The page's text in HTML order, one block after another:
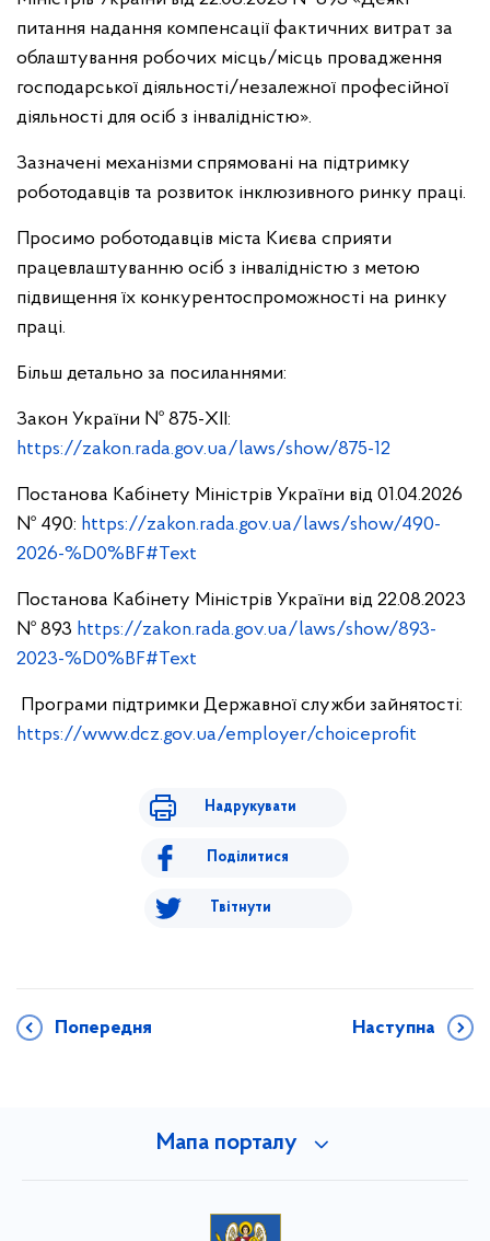
питання надання компенсації фактичних витрат за
облаштування робочих місць/місць провадження
господарської діяльності/незалежної професійної
діяльності для осіб з інвалідністю».
Зазначені механізми спрямовані на підтримку
роботодавців та розвиток інклюзивного ринку праці.
Просимо роботодавців міста Києва сприяти
працевлаштуванню осіб з інвалідністю з метою
підвищення їх конкурентоспроможності на ринку
праці.
Більш детально за посиланнями:
Закон України № 875-XII:
https://zakon.rada.gov.ua/laws/show/875-12
Постанова Кабінету Міністрів України від 01.04.2026
№ 490: https://zakon.rada.gov.ua/laws/show/490-
2026-%D0%BF#Text
Постанова Кабінету Міністрів України від 22.08.2023
№ 893 https://zakon.rada.gov.ua/laws/show/893-
2023-%D0%BF#Text
Програми підтримки Державної служби зайнятості:
https://www.dcz.gov.ua/employer/choiceprofit
Надрукувати
Поділитися
Твітнути
Попередня Наступна
Мапа порталу